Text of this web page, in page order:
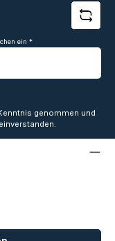
ein *
genommen und